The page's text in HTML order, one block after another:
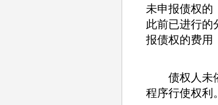
未申报债权的
此前已进行的
报债权的费用
债权人未依
程序行使权利